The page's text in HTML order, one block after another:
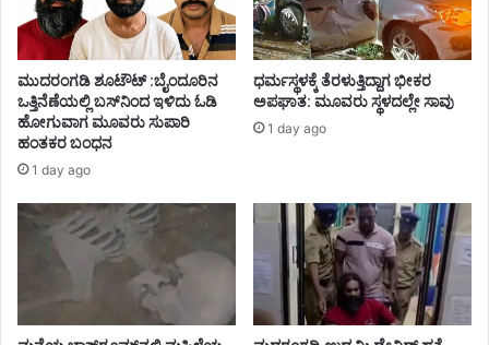
ಮುದರಂಗಡಿ ಶೂಟೌಟ್ :ಬೈಂದೂರಿನ
ಒತ್ತಿನೆಣೆಯಲ್ಲಿ ಬಸ್‌ನಿಂದ ಇಳಿದು ಓಡಿ
ಹೋಗುವಾಗ ಮೂವರು ಸುಪಾರಿ
ಹಂತಕರ ಬಂಧನ
1 day ago
ಧರ್ಮಸ್ಥಳಕ್ಕೆ ತೆರಳುತ್ತಿದ್ದಾಗ ಭೀಕರ
ಅಪಘಾತ: ಮೂವರು ಸ್ಥಳದಲ್ಲೇ ಸಾವು
1 day ago